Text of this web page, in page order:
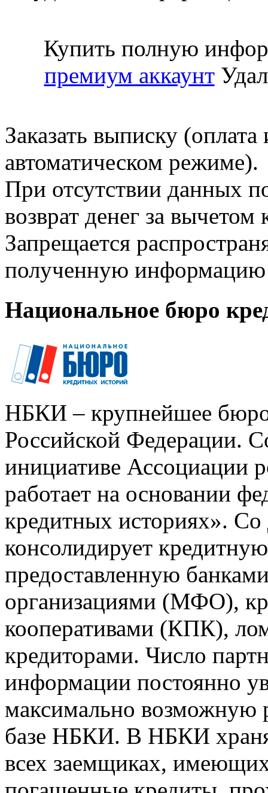
Купить полную
премиум аккаунт
Заказать выписку
автоматическом режиме).
При отсутствии данных
возврат денег за
Запрещается
полученную информацию
Национальное бюро
НБКИ – крупнейшее
Российской Федерации.
инициативе Ассоциации
работает на основании
кредитных историях».
консолидирует
предоставленную
организациями (МФО),
кооперативами (КПК),
кредиторами. Число
информации постоянно
максимально возможную
базе НБКИ. В НБКИ
всех заемщиках,